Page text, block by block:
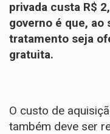
privada custa R$
governo é que, ao
tratamento seja
gratuita.
O custo de
também deve ser